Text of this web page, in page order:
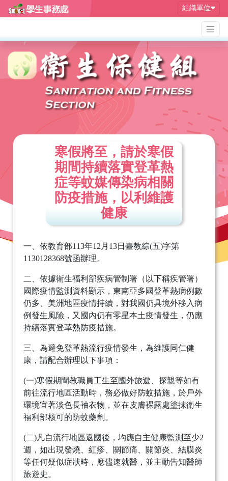
組織單位
寒假將至，請於寒假
期間持續落實登革熱
症等蚊媒傳染病相關
防疫措施，以利維護
健康
一、依教育部113年12月13日臺教綜(五)字第
1130128368號函辦理。
二、依據衛生福利部疾病管制署（以下稱疾管署）
國際疫情監測資料顯示，東南亞多國登革熱病例數
仍多、美洲地區疫情持續，對我國仍具境外移入病
例發生風險，又國內仍有零星本土疫情發生，仍應
持續落實登革熱防疫措施。
三、為避免登革熱流行疫情發生，為維護同仁健
康，請配合辦理以下事項：
(一)寒假期間教職員工生至國外旅遊、探親等如有
前往流行地區活動時，務必做好防蚊措施，於戶外
環境宜著淡色長袖衣物，並在皮膚裸露處塗抹衛生
福利部核可的防蚊藥劑。
(二)凡自流行地區返國後，均應自主健康監測至少2
週，如出現發燒、紅疹、關節痛、關節炎、結膜炎
等任何疑似症狀時，應儘速就醫，並主動告知醫師
旅遊史。